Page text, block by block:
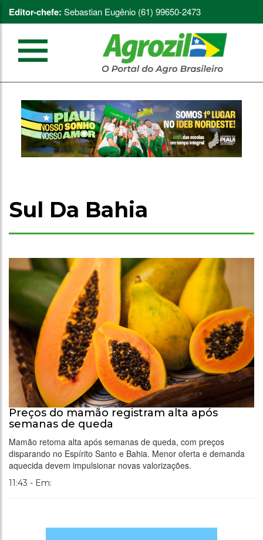
Editor-chefe: Sebastian Eugênio (61) 99650-2473
Sul Da Bahia
Preços do mamão registram alta após
semanas de queda
Mamão retoma alta após semanas de queda, com preços
disparando no Espírito Santo e Bahia. Menor oferta e demanda
aquecida devem impulsionar novas valorizações.
11:43 - Em: